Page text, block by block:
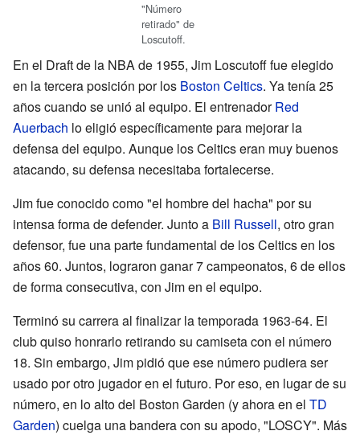
"Número
retirado" de
Loscutoff.
En el Draft de la NBA de 1955, Jim Loscutoff fue elegido
en la tercera posición por los Boston Celtics. Ya tenía 25
años cuando se unió al equipo. El entrenadorRed
Auerbach lo eligió específicamente para mejorar la
defensa del equipo. Aunque los Celtics eran muy buenos
atacando, su defensa necesitaba fortalecerse.
Jim fue conocido como "el hombre del hacha" por su
intensa forma de defender. Junto a Bill Russell, otro gran
defensor, fue una parte fundamental de los Celtics en los
años 60. Juntos, lograron ganar 7 campeonatos, 6 de ellos
de forma consecutiva, con Jim en el equipo.
Terminó su carrera al finalizar la temporada 1963-64. El
club quiso honrarlo retirando su camiseta con el número
18. Sin embargo, Jim pidió que ese número pudiera ser
usado por otro jugador en el futuro. Por eso, en lugar de su
número, en lo alto del Boston Garden (y ahora en el TD
Garden) cuelga una bandera con su apodo, "LOSCY". Más